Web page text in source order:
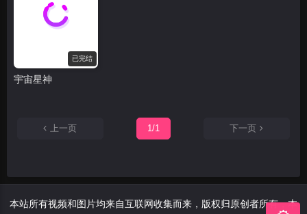
已完结
宇宙星神
上一页 1/1 下一页
本站所有视频和图片均来自互联网收集而来，版权归原创者所有，本